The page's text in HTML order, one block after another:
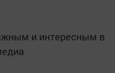
и интересным в